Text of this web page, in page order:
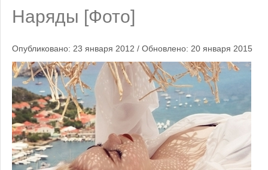
Наряды [Фото]
Опубликовано: 23 января 2012 / Обновлено: 20 января 2015